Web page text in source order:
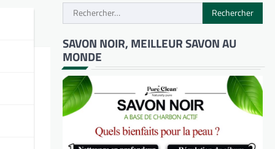
Rechercher :
SAVON NOIR, MEILLEUR SAVON AU
MONDE